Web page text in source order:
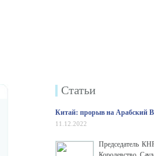
Статьи
Китай: прорыв на Арабский
11.12.2022
Председатель